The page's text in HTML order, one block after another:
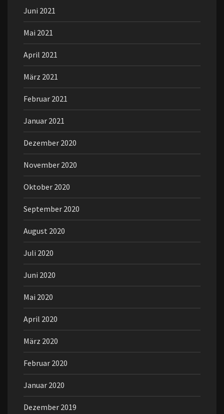
Juni 2021
Mai 2021
April 2021
März 2021
Februar 2021
Januar 2021
Dezember 2020
November 2020
Oktober 2020
September 2020
August 2020
Juli 2020
Juni 2020
Mai 2020
April 2020
März 2020
Februar 2020
Januar 2020
Dezember 2019